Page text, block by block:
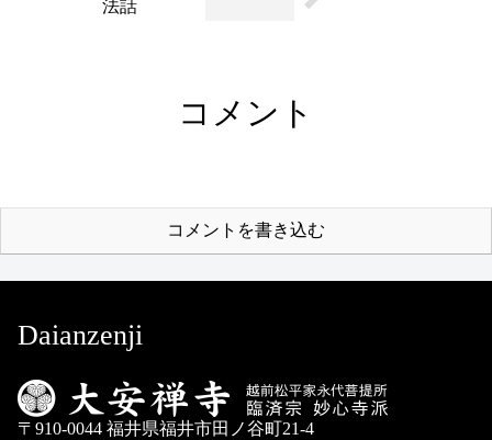
法話
コメント
コメントを書き込む
Daianzenji
〒910-0044 福井県福井市田ノ谷町21-4